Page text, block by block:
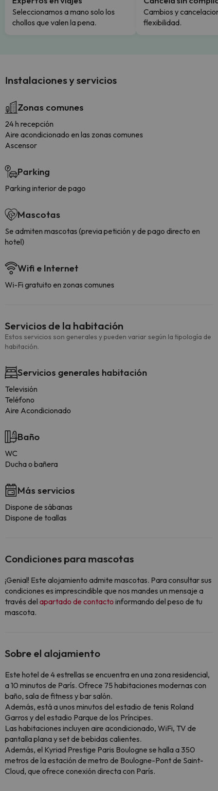
Seleccionamos a mano solo los
chollos que valen la pena.
Cambios y
flexibilidad.
Instalaciones y servicios
Zonas comunes
24 h recepción
Aire acondicionado en las zonas comunes
Ascensor
Parking
Parking interior de pago
Mascotas
Se admiten mascotas (previa petición y de pago directo en
hotel)
Wifi e Internet
Wi-Fi gratuito en zonas comunes
Servicios de la habitación
Estos servicios son generales y pueden variar según la tipología de
habitación.
Servicios generales habitación
Televisión
Teléfono
Aire Acondicionado
Baño
WC
Ducha o bañera
Más servicios
Dispone de sábanas
Dispone de toallas
Condiciones para mascotas
¡Genial! Este alojamiento admite mascotas. Para consultar sus
condiciones es imprescindible que nos mandes un mensaje a
través del apartado de contacto informando del peso de tu
mascota.
Sobre el alojamiento
Este hotel de 4 estrellas se encuentra en una zona residencial,
a 10 minutos de París. Ofrece 75 habitaciones modernas con
baño, sala de fitness y bar salón.
Además, está a unos minutos del estadio de tenis Roland
Garros y del estadio Parque de los Príncipes.
Las habitaciones incluyen aire acondicionado, WiFi, TV de
pantalla plana y set de bebidas calientes.
Además, el Kyriad Prestige Paris Boulogne se halla a 350
metros de la estación de metro de Boulogne-Pont de Saint-
Cloud, que ofrece conexión directa con París.